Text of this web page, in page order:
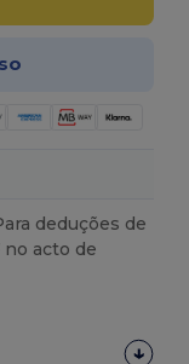
deduções de
acto de